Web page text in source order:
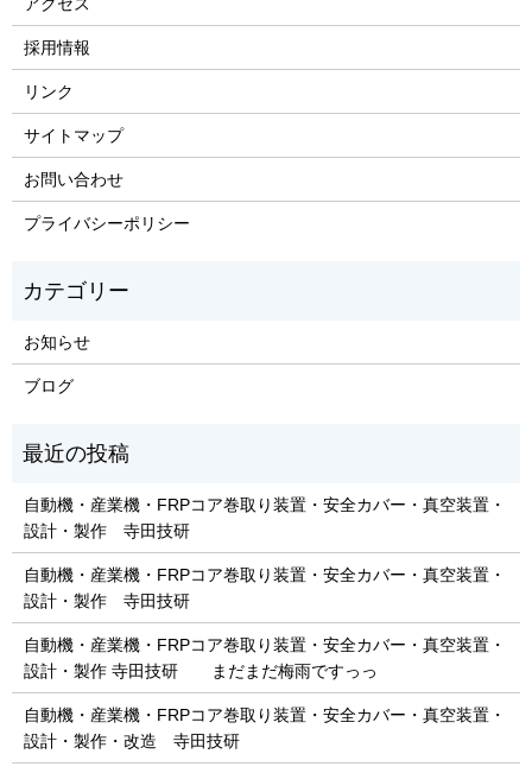
採用情報
リンク
サイトマップ
お問い合わせ
プライバシーポリシー
お知らせ
ブログ
自動機・産業機・FRPコア巻取り装置・安全カバー・真空装置・
設計・製作 寺田技研
自動機・産業機・FRPコア巻取り装置・安全カバー・真空装置・
設計・製作 寺田技研
自動機・産業機・FRPコア巻取り装置・安全カバー・真空装置・
設計・製作 寺田技研 まだまだ梅雨ですっっ
自動機・産業機・FRPコア巻取り装置・安全カバー・真空装置・
設計・製作・改造 寺田技研